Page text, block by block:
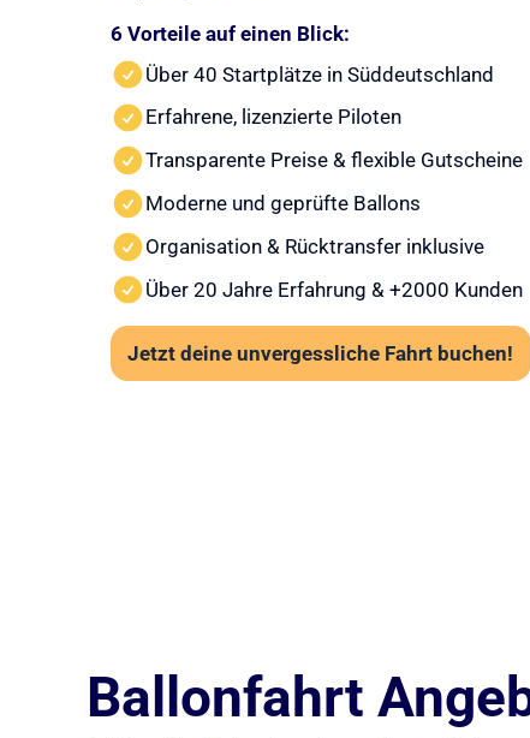
6 Vorteile auf einen Blick:
Über 40 Startplätze in Süddeutschland
Erfahrene, lizenzierte Piloten
Transparente Preise & flexible Gutscheine
Moderne und geprüfte Ballons
Organisation & Rücktransfer inklusive
Über 20 Jahre Erfahrung & +2000 Kunden
Jetzt deine unvergessliche Fahrt buchen!
Ballonfahrt